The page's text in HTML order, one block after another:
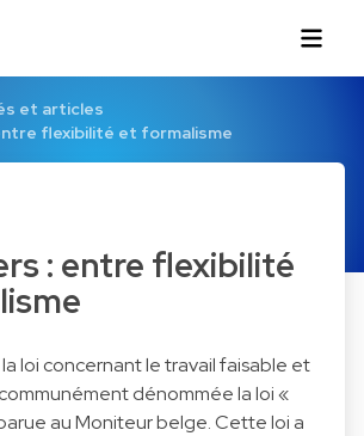
et articles
flexibilité et formalisme
: entre flexibilité
la loi concernant le travail faisable et
dénommée la loi «
au Moniteur belge. Cette loi a